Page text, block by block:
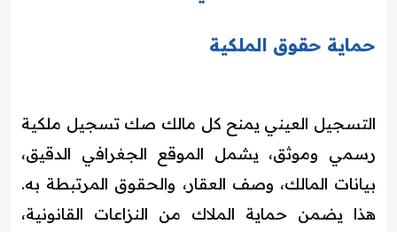
حماية حقوق الملكية
التسجيل العيني يمنح كل مالك صك تسجيل ملكية
رسمي وموثق، يشمل الموقع الجغرافي الدقيق،
بيانات المالك، وصف العقار، والحقوق المرتبطة به.
هذا يضمن حماية الملاك من النزاعات القانونية،